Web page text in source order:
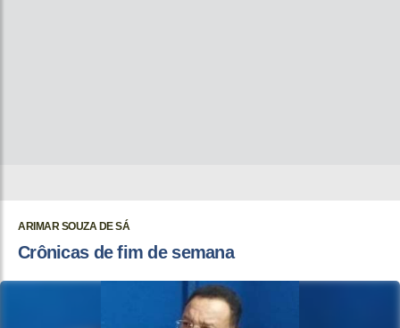
ARIMAR SOUZA DE SÁ
Crônicas de fim de semana